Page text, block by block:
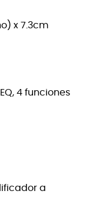
x 7.3cm
4 funciones
a